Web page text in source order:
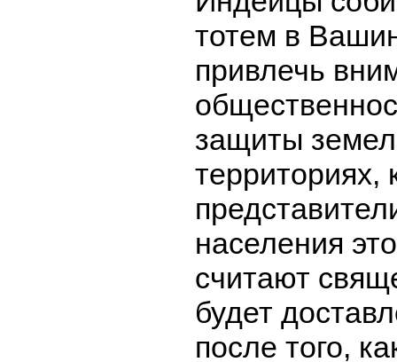
тотем в
привлечь
защиты
территориях,
населения
считают
будет
после того,